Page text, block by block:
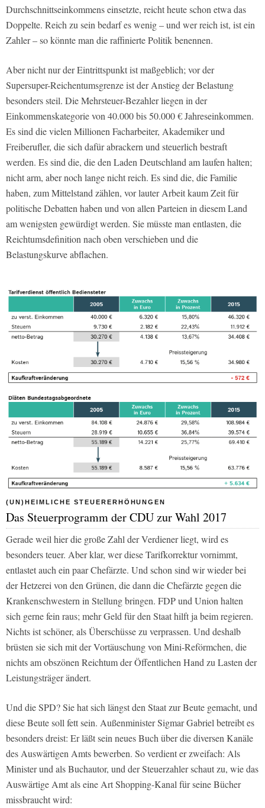
Durchschnittseinkommens einsetzte, reicht heute schon etwa das
Doppelte. Reich zu sein bedarf es wenig – und wer reich ist, ist ein
Zahler – so könnte man die raffinierte Politik benennen.
Aber nicht nur der Eintrittspunkt ist maßgeblich; vor der
Supersuper-Reichentumsgrenze ist der Anstieg der Belastung
besonders steil. Die Mehrsteuer-Bezahler liegen in der
Einkommenskategorie von 40.000 bis 50.000 € Jahreseinkommen.
Es sind die vielen Millionen Facharbeiter, Akademiker und
Freiberufler, die sich dafür abrackern und steuerlich bestraft
werden. Es sind die, die den Laden Deutschland am laufen halten;
nicht arm, aber noch lange nicht reich. Es sind die, die Familie
haben, zum Mittelstand zählen, vor lauter Arbeit kaum Zeit für
politische Debatten haben und von allen Parteien in diesem Land
am wenigsten gewürdigt werden. Sie müsste man entlasten, die
Reichtumsdefinition nach oben verschieben und die
Belastungskurve abflachen.
(UN)HEIMLICHE STEUERERHÖHUNGEN
Das Steuerprogramm der CDU zur Wahl 2017
Gerade weil hier die große Zahl der Verdiener liegt, wird es
besonders teuer. Aber klar, wer diese Tarifkorrektur vornimmt,
entlastet auch ein paar Chefärzte. Und schon sind wir wieder bei
der Hetzerei von den Grünen, die dann die Chefärzte gegen die
Krankenschwestern in Stellung bringen. FDP und Union halten
sich gerne fein raus; mehr Geld für den Staat hilft ja beim regieren.
Nichts ist schöner, als Überschüsse zu verprassen. Und deshalb
brüsten sie sich mit der Vortäuschung von Mini-Reförmchen, die
nichts am obszönen Reichtum der Öffentlichen Hand zu Lasten der
Leistungsträger ändert.
Und die SPD? Sie hat sich längst den Staat zur Beute gemacht, und
diese Beute soll fett sein. Außenminister Sigmar Gabriel betreibt es
besonders dreist: Er läßt sein neues Buch über die diversen Kanäle
des Auswärtigen Amts bewerben. So verdient er zweifach: Als
Minister und als Buchautor, und der Steuerzahler schaut zu, wie das
Auswärtige Amt als eine Art Shopping-Kanal für seine Bücher
missbraucht wird: